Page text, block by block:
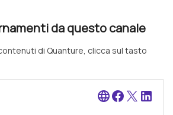
da questo canale
di Quanture, clicca sul tasto
language